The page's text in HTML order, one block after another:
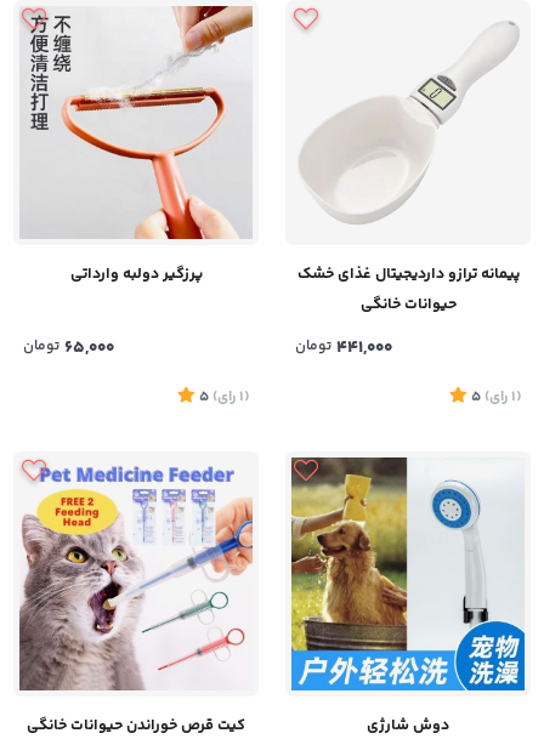
پیمانه ترازو داردیجیتال غذای خشک
حیوانات خانگی
441,000 تومان
(1 رای)
5
پرزگیر دولبه وارداتی
65,000 تومان
(1 رای)
5
دوش شارژی کیت قرص خوراندن حیوانات خانگی